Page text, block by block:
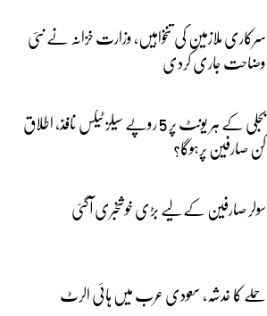
سرکاری ملازمین کی تنخواہیں، وزارت خزانہ نے نئی
وضاحت جاری کردی
بجلی کے ہر یونٹ پر 5 روپے سیلز ٹیکس نافذ، اطلاق
کن صارفین پرہوگا؟
سولر صارفین کے لیے بڑی خوشخبری آگئی
حملے کا خدشہ، سعودی عرب میں ہائی الرٹ